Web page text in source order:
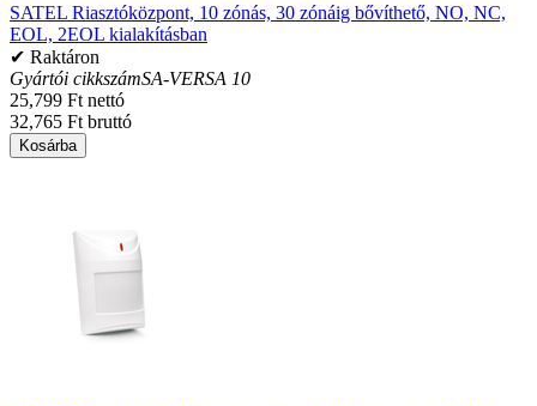
SATEL Riasztóközpont, 10 zónás, 30 zónáig bővíthető, NO, NC,
EOL, 2EOL kialakításban
✔ Raktáron
Gyártói cikkszámSA-VERSA 10
25,799 Ft nettó
32,765 Ft bruttó
Kosárba